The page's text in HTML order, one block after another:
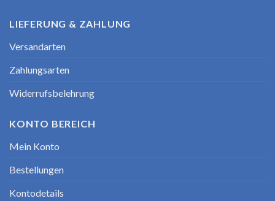
LIEFERUNG & ZAHLUNG
Versandarten
Zahlungsarten
Widerrufsbelehrung
KONTO BEREICH
Mein Konto
Bestellungen
Kontodetails